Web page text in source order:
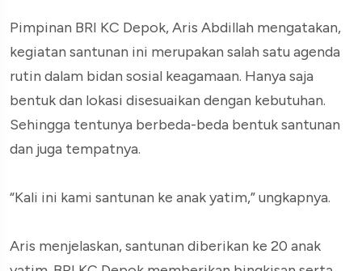
Pimpinan BRI KC Depok, Aris Abdillah mengatakan,
kegiatan santunan ini merupakan salah satu agenda
rutin dalam bidan sosial keagamaan. Hanya saja
bentuk dan lokasi disesuaikan dengan kebutuhan.
Sehingga tentunya berbeda-beda bentuk santunan
dan juga tempatnya.
“Kali ini kami santunan ke anak yatim,” ungkapnya.
Aris menjelaskan, santunan diberikan ke 20 anak